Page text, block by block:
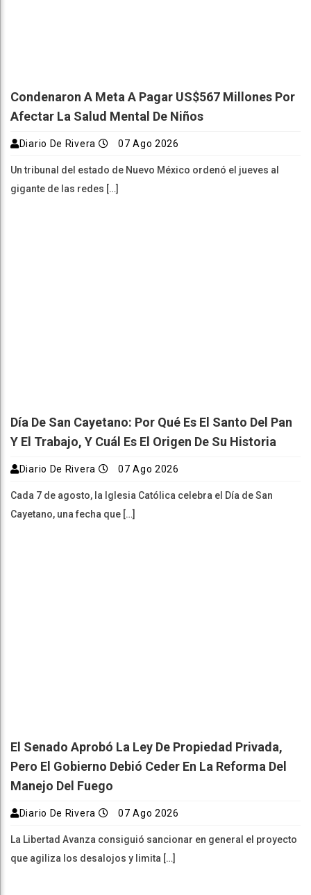
Condenaron A Meta A Pagar US$567 Millones Por
Afectar La Salud Mental De Niños
Diario De Rivera 07 Ago 2026
Un tribunal del estado de Nuevo México ordenó el jueves al
gigante de las redes […]
Día De San Cayetano: Por Qué Es El Santo Del Pan
Y El Trabajo, Y Cuál Es El Origen De Su Historia
Diario De Rivera 07 Ago 2026
Cada 7 de agosto, la Iglesia Católica celebra el Día de San
Cayetano, una fecha que […]
El Senado Aprobó La Ley De Propiedad Privada,
Pero El Gobierno Debió Ceder En La Reforma Del
Manejo Del Fuego
Diario De Rivera 07 Ago 2026
La Libertad Avanza consiguió sancionar en general el proyecto
que agiliza los desalojos y limita […]